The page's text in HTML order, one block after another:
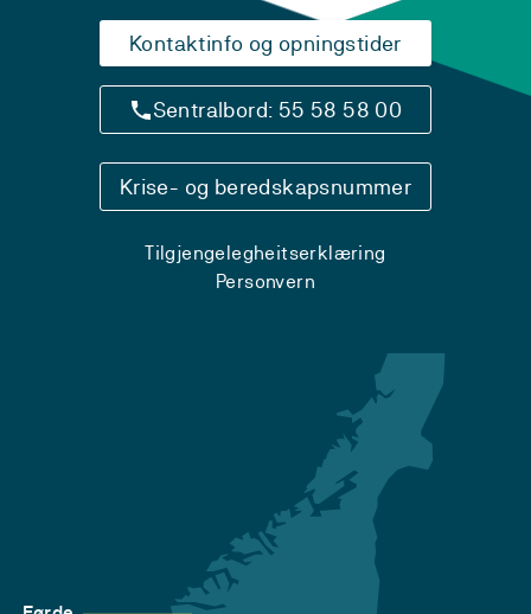
Kontaktinfo og opningstider
Sentralbord: 55 58 58 00
Krise- og beredskapsnummer
Tilgjengelegheitserklæring
Personvern